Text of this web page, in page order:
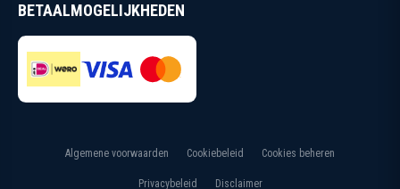
BETAALMOGELIJKHEDEN
Algemene voorwaarden Cookiebeleid Cookies beheren
Privacybeleid Disclaimer